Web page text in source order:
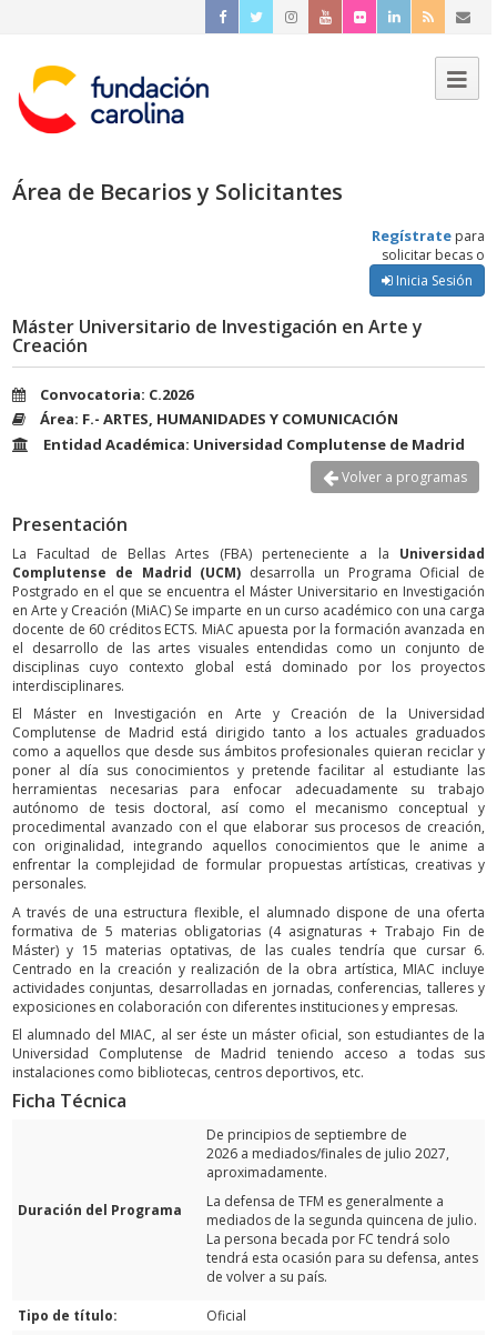
Área de Becarios y Solicitantes
Regístrate para
solicitar becas o
Inicia Sesión
Máster Universitario de Investigación en Arte y
Creación
Convocatoria: C.2026
Área: F.- ARTES, HUMANIDADES Y COMUNICACIÓN
Entidad Académica: Universidad Complutense de Madrid
Volver a programas
Presentación
La Facultad de Bellas Artes (FBA) perteneciente a la Universidad
Complutense de Madrid (UCM) desarrolla un Programa Oficial de
Postgrado en el que se encuentra el Máster Universitario en Investigación
en Arte y Creación (MiAC) Se imparte en un curso académico con una carga
docente de 60 créditos ECTS. MiAC apuesta por la formación avanzada en
el desarrollo de las artes visuales entendidas como un conjunto de
disciplinas cuyo contexto global está dominado por los proyectos
interdisciplinares.
El Máster en Investigación en Arte y Creación de la Universidad
Complutense de Madrid está dirigido tanto a los actuales graduados
como a aquellos que desde sus ámbitos profesionales quieran reciclar y
poner al día sus conocimientos y pretende facilitar al estudiante las
herramientas necesarias para enfocar adecuadamente su trabajo
autónomo de tesis doctoral, así como el mecanismo conceptual y
procedimental avanzado con el que elaborar sus procesos de creación,
con originalidad, integrando aquellos conocimientos que le anime a
enfrentar la complejidad de formular propuestas artísticas, creativas y
personales.
A través de una estructura flexible, el alumnado dispone de una oferta
formativa de 5 materias obligatorias (4 asignaturas + Trabajo Fin de
Máster) y 15 materias optativas, de las cuales tendría que cursar 6.
Centrado en la creación y realización de la obra artística, MIAC incluye
actividades conjuntas, desarrolladas en jornadas, conferencias, talleres y
exposiciones en colaboración con diferentes instituciones y empresas.
El alumnado del MIAC, al ser éste un máster oficial, son estudiantes de la
Universidad Complutense de Madrid teniendo acceso a todas sus
instalaciones como bibliotecas, centros deportivos, etc.
Ficha Técnica
Duración del Programa
De principios de septiembre de
2026 a mediados/finales de julio 2027,
aproximadamente.
La defensa de TFM es generalmente a
mediados de la segunda quincena de julio.
La persona becada por FC tendrá solo
tendrá esta ocasión para su defensa, antes
de volver a su país.
Tipo de título:
Oficial